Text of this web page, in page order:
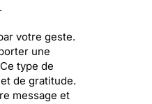
votre geste.
une
type de
de gratitude.
message et